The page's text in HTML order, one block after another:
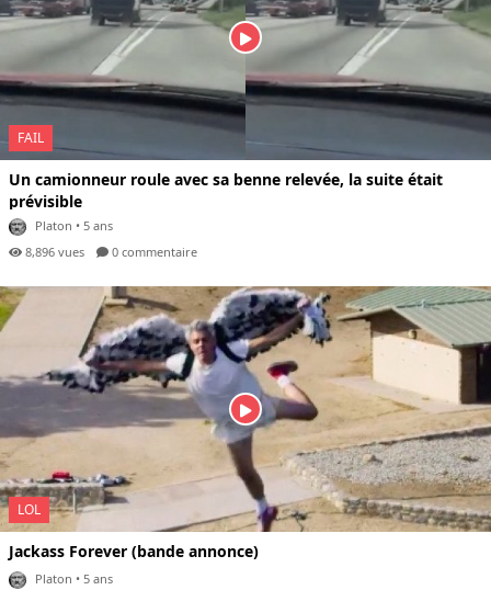
FAIL
Un camionneur roule avec sa benne relevée, la suite était
prévisible
Platon • 5 ans
8,896 vues
0 commentaire
LOL
Jackass Forever (bande annonce)
Platon • 5 ans